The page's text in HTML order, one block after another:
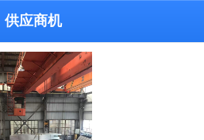
供应商机